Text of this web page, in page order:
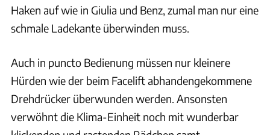
Haken auf wie in Giulia und Benz, zumal man nur eine
schmale Ladekante überwinden muss.
Auch in puncto Bedienung müssen nur kleinere
Hürden wie der beim Facelift abhandengekommene
Drehdrücker überwunden werden. Ansonsten
verwöhnt die Klima-Einheit noch mit wunderbar